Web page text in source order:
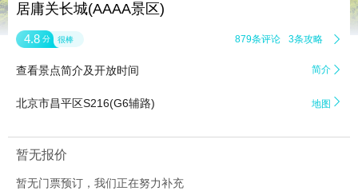
居庸关长城(AAAA景区)
4.8 分 很棒 879条评论 3条攻略 
查看景点简介及开放时间 简介 
北京市昌平区S216(G6辅路) 地图 
暂无报价
暂无门票预订，我们正在努力补充